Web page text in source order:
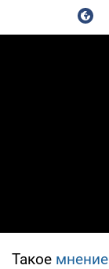
Такое мнение